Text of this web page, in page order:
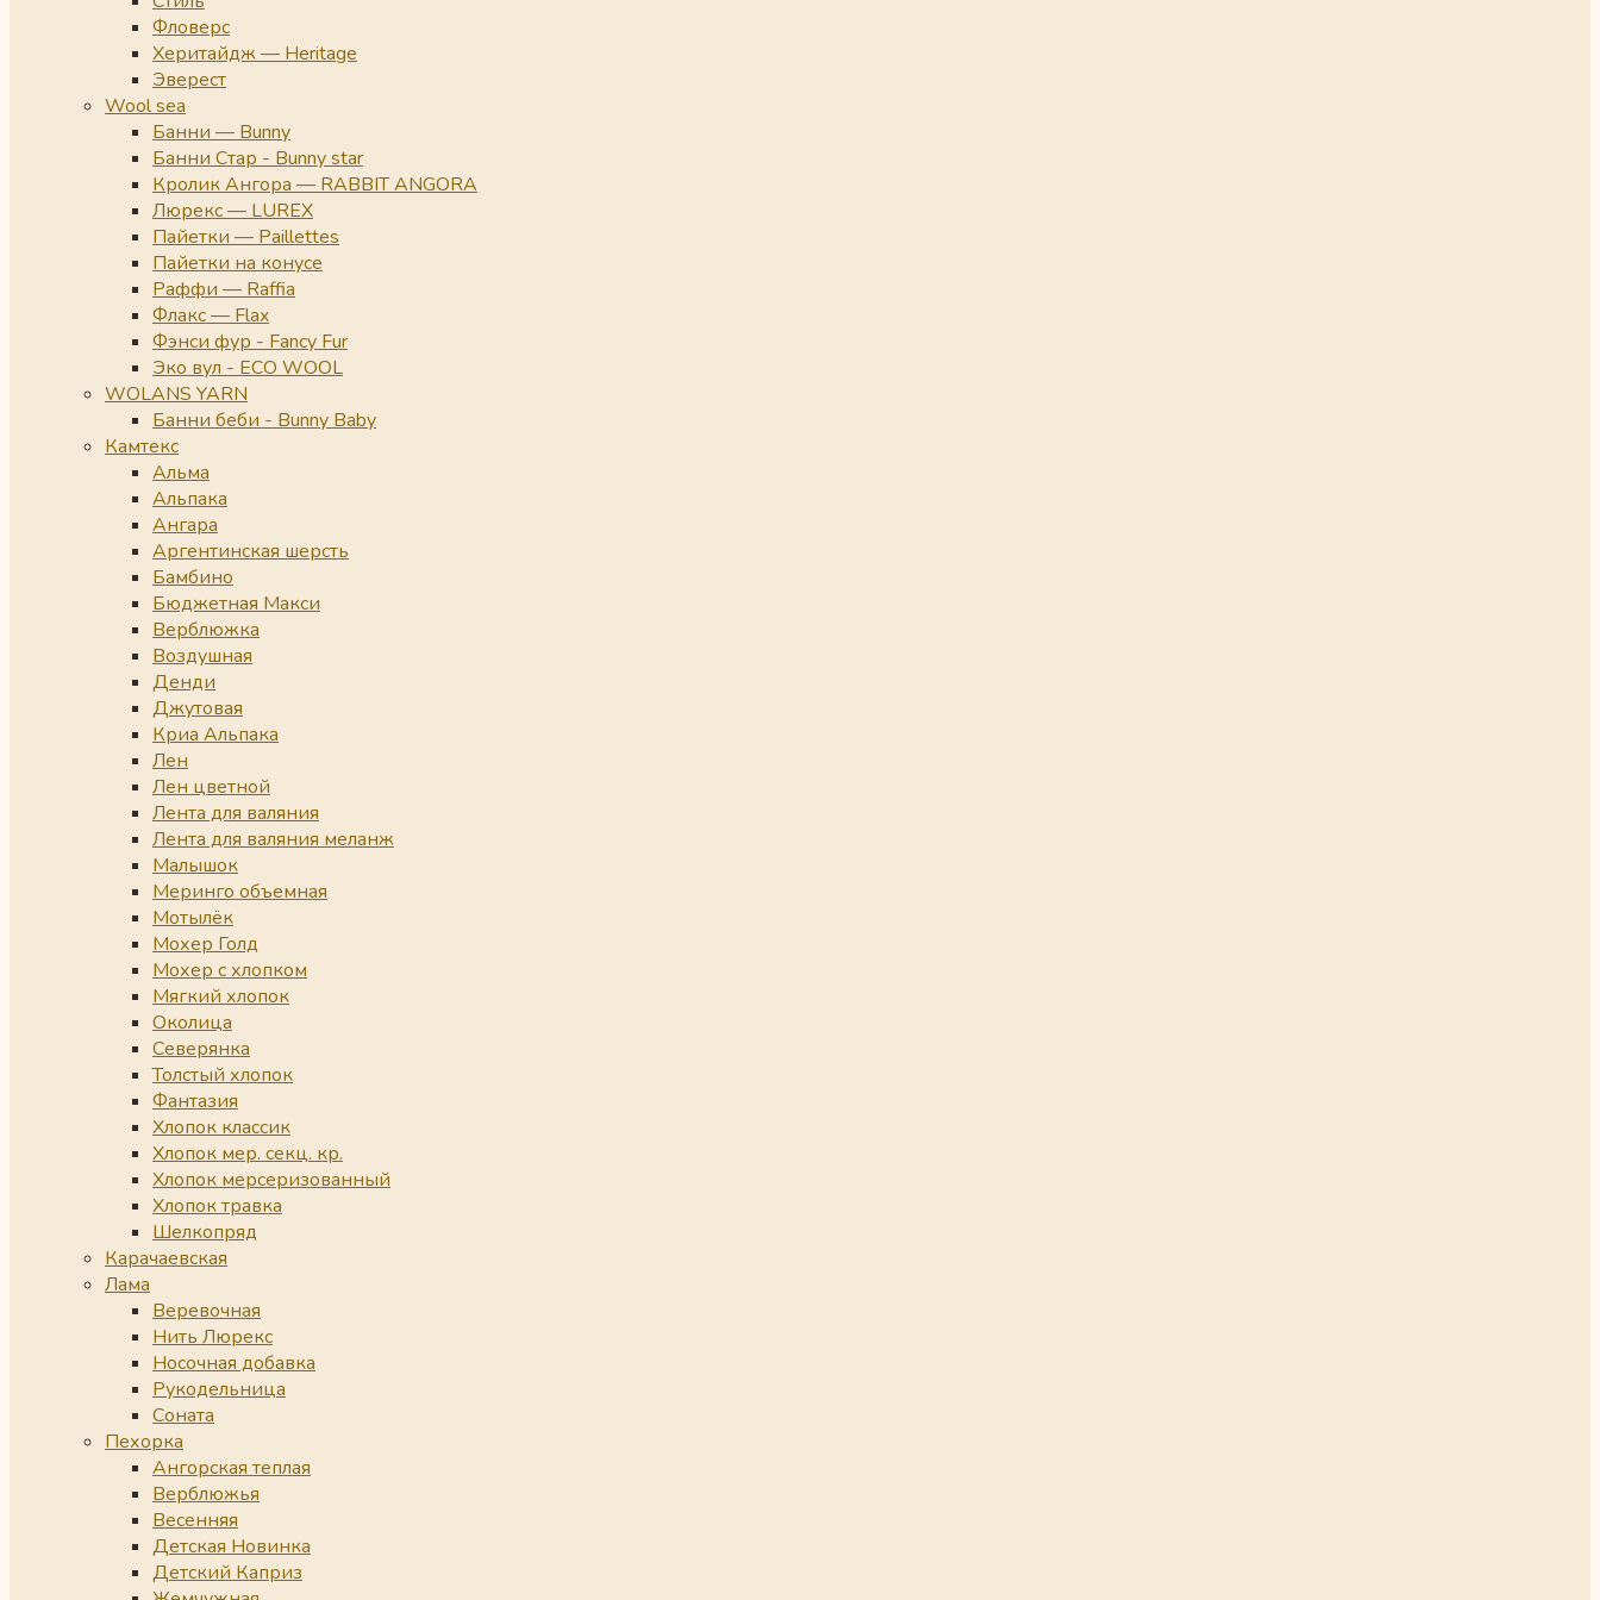
Фловерс
Херитайдж — Heritage
Эверест
Wool sea
Банни — Bunny
Банни Стар - Bunny star
Кролик Ангора — RABBIT ANGORA
Люрекс — LUREX
Пайетки — Paillettes
Пайетки на конусе
Раффи — Raffia
Флакс — Flax
Фэнси фур - Fancy Fur
Эко вул - ECO WOOL
WOLANS YARN
Банни беби - Bunny Baby
Камтекс
Альма
Альпака
Ангара
Аргентинская шерсть
Бамбино
Бюджетная Макси
Верблюжка
Воздушная
Денди
Джутовая
Криа Альпака
Лен
Лен цветной
Лента для валяния
Лента для валяния меланж
Малышок
Меринго объемная
Мотылёк
Мохер Голд
Мохер с хлопком
Мягкий хлопок
Околица
Северянка
Толстый хлопок
Фантазия
Хлопок классик
Хлопок мер. секц. кр.
Хлопок мерсеризованный
Хлопок травка
Шелкопряд
Карачаевская
Лама
Веревочная
Нить Люрекс
Носочная добавка
Рукодельница
Соната
Пехорка
Ангорская теплая
Верблюжья
Весенняя
Детская Новинка
Детский Каприз